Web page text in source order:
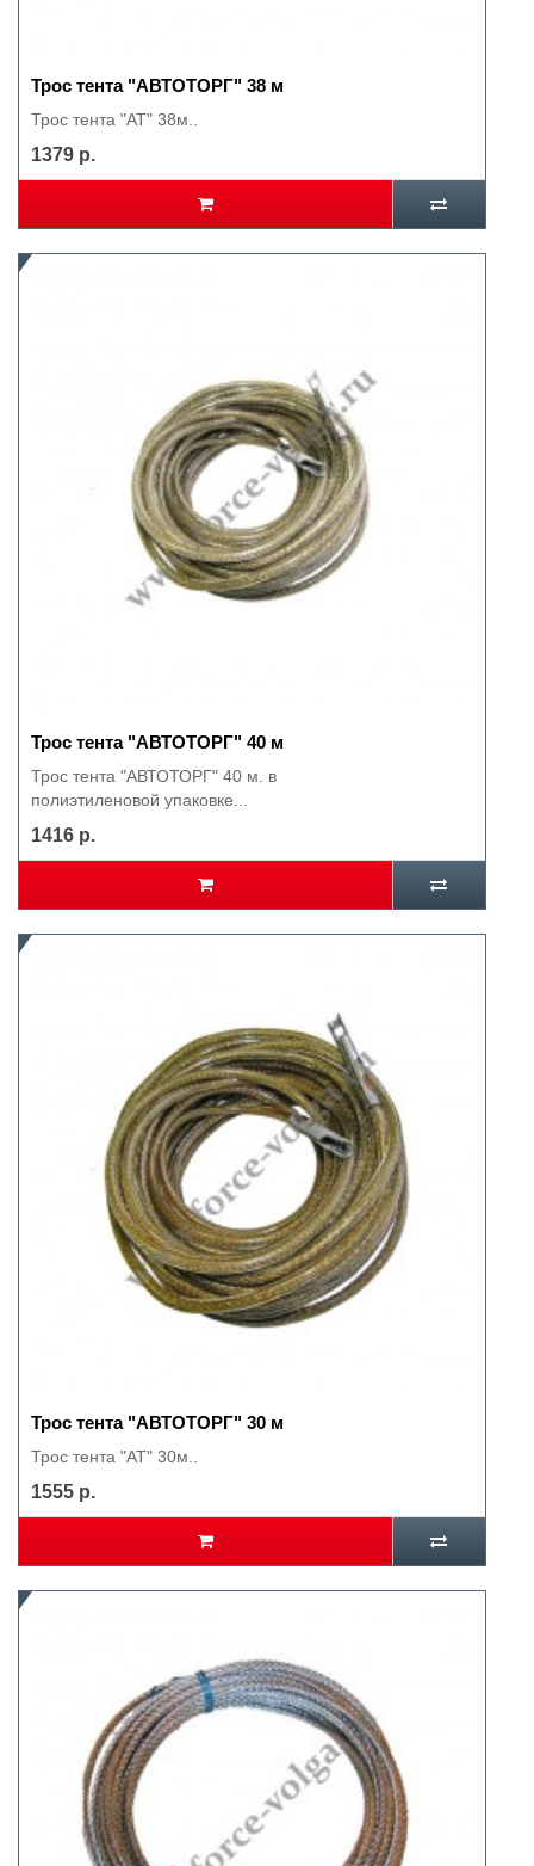
Трос тента "АВТОТОРГ" 38 м
Трос тента "АТ" 38м..
1379 р.
Трос тента "АВТОТОРГ" 40 м
Трос тента "АВТОТОРГ" 40 м. в
полиэтиленовой упаковке...
1416 р.
Трос тента "АВТОТОРГ" 30 м
Трос тента "АТ" 30м..
1555 р.